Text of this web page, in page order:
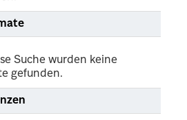
Suche wurden keine
gefunden.